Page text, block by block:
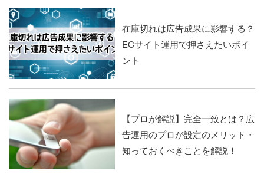
在庫切れは広告成果に影響する？
ECサイト運用で押さえたいポイ
ント
【プロが解説】完全一致とは？広
告運用のプロが設定のメリット・
知っておくべきことを解説！